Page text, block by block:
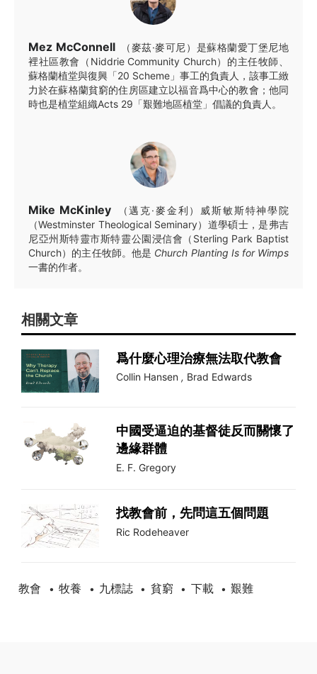
Mez McConnell
（麥茲·麥可尼）是蘇格蘭愛丁堡尼地
裡社區教會（Niddrie Community Church）的主任牧師、
蘇格蘭植堂與復興「20 Scheme」事工的負責人，該事工緻
力於在蘇格蘭貧窮的住房區建立以福音爲中心的教會；他同
時也是植堂組織Acts 29「艱難地區植堂」倡議的負責人。
Mike McKinley
（邁克·麥金利）威斯敏斯特神學院
（Westminster Theological Seminary）道學碩士，是弗吉
尼亞州斯特靈市斯特靈公園浸信會（Sterling Park Baptist
Church）的主任牧師。他是 Church Planting Is for Wimps
一書的作者。
相關文章
爲什麼心理治療無法取代教會
Collin Hansen , Brad Edwards
中國受逼迫的基督徒反而關懷了
邊緣群體
E. F. Gregory
找教會前，先問這五個問題
Ric Rodeheaver
教會 • 牧養 • 九標誌 • 貧窮 • 下載 • 艱難